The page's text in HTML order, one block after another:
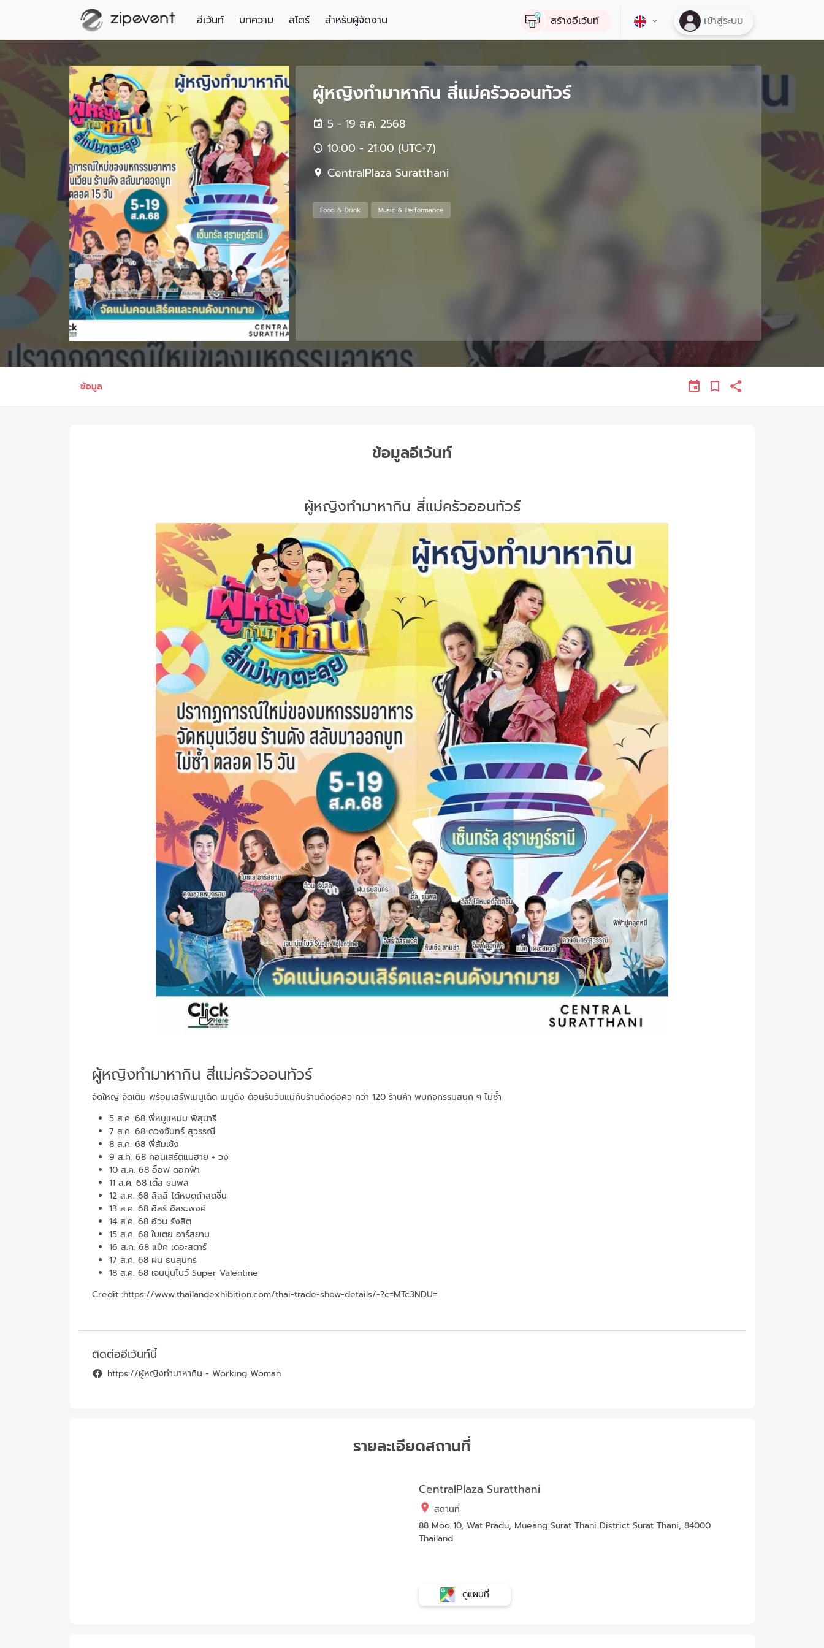
อีเว้นท์ บทความ สโตร์ สำหรับผู้จัดงาน สร้างอีเว้นท์ เข้าสู่ระบบ
ผู้หญิงทำมาหากิน สี่แม่ครัวออนทัวร์
5 - 19 ส.ค. 2568
10:00 - 21:00 (UTC+7)
CentralPlaza Suratthani
Food & Drink Music & Performance
ข้อมูล
ข้อมูลอีเว้นท์
ผู้หญิงทำมาหากิน สี่แม่ครัวออนทัวร์
ผู้หญิงทำมาหากิน สี่แม่ครัวออนทัวร์
จัดใหญ่ จัดเต็ม พร้อมเสิร์ฟเมนูเด็ด เมนูดัง ต้อนรับวันแม่กับร้านดังต่อคิว กว่า 120 ร้านค้า พบกิจกรรมสนุก ๆ ไม่ซ้ำ
5 ส.ค. 68 พี่หนูแหม่ม พี่สุนารี
7 ส.ค. 68 ดวงจันทร์ สุวรรณี
8 ส.ค. 68 พี่ส้มเช้ง
9 ส.ค. 68 คอนเสิร์ตแม่ฮาย + วง
10 ส.ค. 68 อ็อฟ ดอกฟ้า
11 ส.ค. 68 เติ้ล ธนพล
12 ส.ค. 68 ลิลลี่ ได้หมดถ้าสดชื่น
13 ส.ค. 68 อิสร์ อิสระพงศ์
14 ส.ค. 68 อ้วน รังสิต
15 ส.ค. 68 ใบเตย อาร์สยาม
16 ส.ค. 68 แม็ค เดอะสตาร์
17 ส.ค. 68 ฝน ธนสุนทร
18 ส.ค. 68 เจนนุ่นโบว์ Super Valentine
Credit :https://www.thailandexhibition.com/thai-trade-show-details/-?c=MTc3NDU=
ติดต่ออีเว้นท์นี้
https://ผู้หญิงทำมาหากิน - Working Woman
รายละเอียดสถานที่
CentralPlaza Suratthani
สถานที่
88 Moo 10, Wat Pradu, Mueang Surat Thani District Surat Thani, 84000
Thailand
ดูแผนที่